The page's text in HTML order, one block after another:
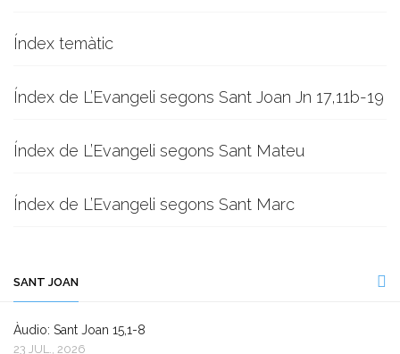
Índex temàtic
Índex de L’Evangeli segons Sant Joan Jn 17,11b-19
Índex de L’Evangeli segons Sant Mateu
Índex de L’Evangeli segons Sant Marc
SANT JOAN
Àudio: Sant Joan 15,1-8
23 JUL., 2026